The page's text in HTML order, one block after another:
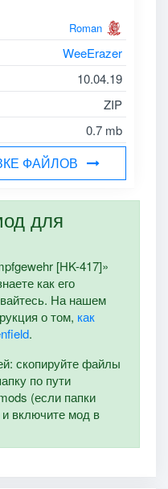
Roman
WeeErazer
10.04.19
ZIP
0.7 mb
ФАЙЛОВ
для
[HK-417]»
как его
На нашем
о том, как
.
скопируйте файлы
по пути
(если папки
и включите мод в